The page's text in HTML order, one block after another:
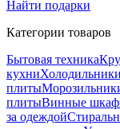
Найти подарки
Категории товаров
Бытовая техника
кухниХолодильники
плиты
плитыВинные
за одеждой